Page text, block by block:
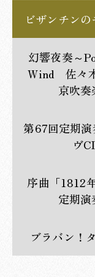
ビザンチン
幻響夜奏～
Wind 佐々
京吹奏
第67回定期
ヴ
序曲「1812
定期演
ブラバン！